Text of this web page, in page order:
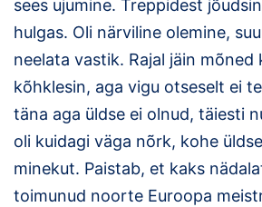
sees ujumine. Treppidest
hulgas. Oli närviline olemine,
neelata vastik. Rajal jäin mõned
kõhklesin, aga vigu otseselt ei
täna aga üldse ei olnud, täiesti
oli kuidagi väga nõrk, kohe
minekut. Paistab, et kaks
toimunud noorte Euroopa